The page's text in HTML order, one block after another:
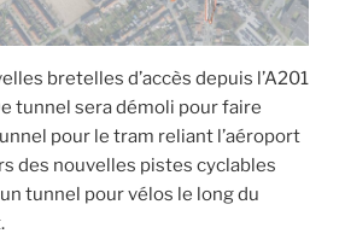
bretelles d’accès depuis l’A201
tunnel sera démoli pour faire
pour le tram reliant l’aéroport
des nouvelles pistes cyclables
tunnel pour vélos le long du